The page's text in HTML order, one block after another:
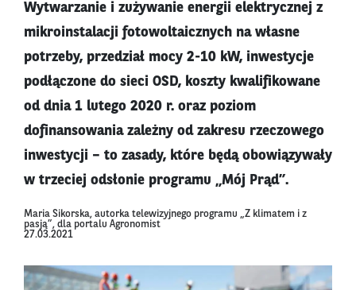
Wytwarzanie i zużywanie energii elektrycznej z
mikroinstalacji fotowoltaicznych na własne
potrzeby, przedział mocy 2-10 kW, inwestycje
podłączone do sieci OSD, koszty kwalifikowane
od dnia 1 lutego 2020 r. oraz poziom
dofinansowania zależny od zakresu rzeczowego
inwestycji – to zasady, które będą obowiązywały
w trzeciej odsłonie programu „Mój Prąd”.
Maria Sikorska, autorka telewizyjnego programu „Z klimatem i z
pasją”, dla portalu Agronomist
27.03.2021